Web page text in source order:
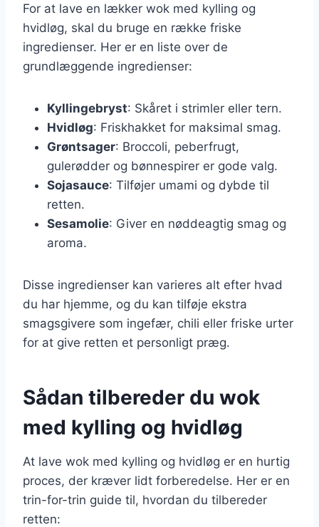
For at lave en lækker wok med kylling og
hvidløg, skal du bruge en række friske
ingredienser. Her er en liste over de
grundlæggende ingredienser:
Kyllingebryst: Skåret i strimler eller tern.
Hvidløg: Friskhakket for maksimal smag.
Grøntsager: Broccoli, peberfrugt,
gulerødder og bønnespirer er gode valg.
Sojasauce: Tilføjer umami og dybde til
retten.
Sesamolie: Giver en nøddeagtig smag og
aroma.
Disse ingredienser kan varieres alt efter hvad
du har hjemme, og du kan tilføje ekstra
smagsgivere som ingefær, chili eller friske urter
for at give retten et personligt præg.
Sådan tilbereder du wok
med kylling og hvidløg
At lave wok med kylling og hvidløg er en hurtig
proces, der kræver lidt forberedelse. Her er en
trin-for-trin guide til, hvordan du tilbereder
retten: